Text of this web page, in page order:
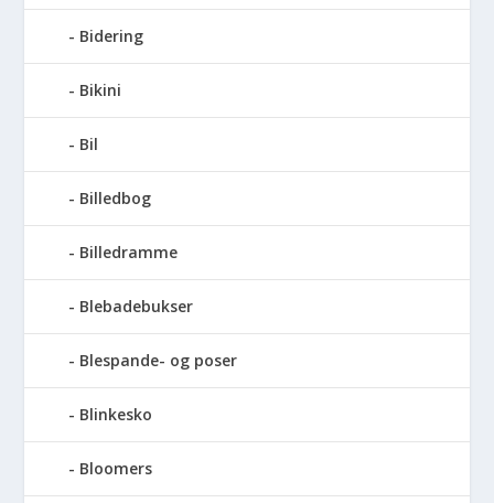
Bidering
Bikini
Bil
Billedbog
Billedramme
Blebadebukser
Blespande- og poser
Blinkesko
Bloomers